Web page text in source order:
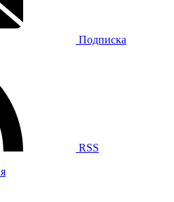
Подписка
RSS